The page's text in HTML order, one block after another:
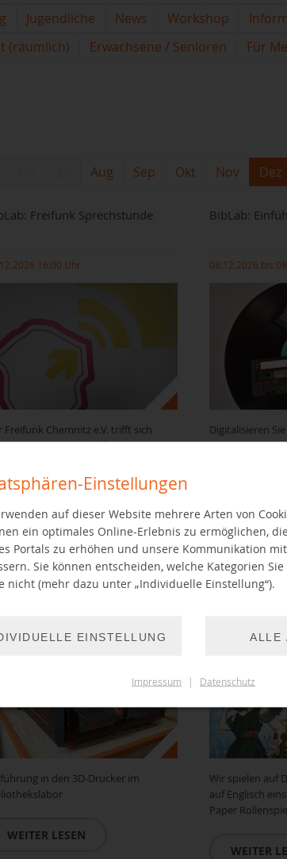
Jugendliche News Workshop
(räumlich) Erwachsene / Senioren Für
Aug Sep Okt Nov Dez
Freifunk Sprechstunde
16:00 Uhr
Freifunk Chemnitz e.V. trifft sich
einer seiner größten
BibLab:
08.12.2026 bis
Digitalisieren
Führerschein 3D-
in den 3D-Drucker im
WEITER LESEN
Pen & Paper
Einführung
Wir spielen auf
auf Englisch
Paper
WEITER
Einstellungen
auf dieser Website mehrere Arten von
ein optimales Online-Erlebnis zu ermöglichen,
Portals zu erhöhen und unsere Kommunikation
Sie können entscheiden, welche Kategorien
nicht (mehr dazu unter „Individuelle Einstellung“).
EINSTELLUNG ALLE
Impressum | Datenschutz